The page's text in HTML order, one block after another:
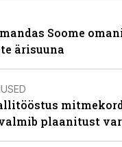
Soome
ärisuuna
plaanitust